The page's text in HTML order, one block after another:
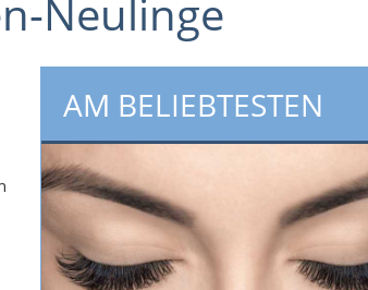
Neulinge
AM BELIEBTESTEN